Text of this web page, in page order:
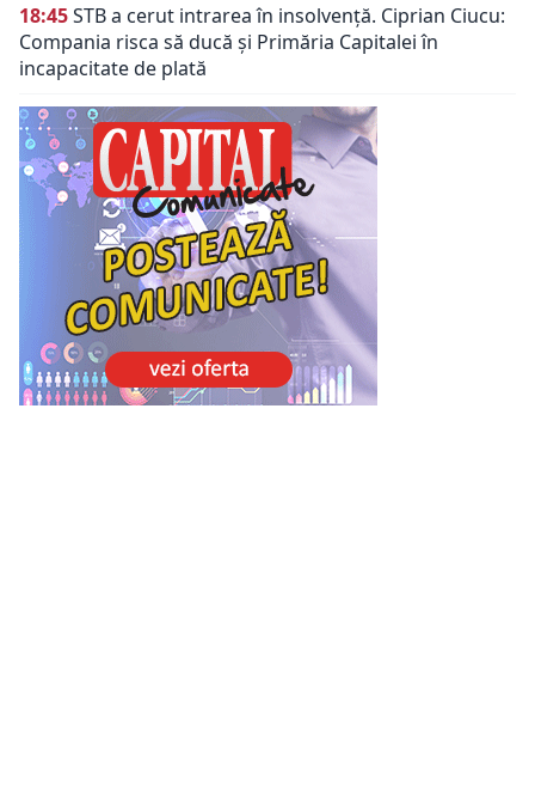
18:45STB a cerut intrarea în insolvență. Ciprian Ciucu:
Compania risca să ducă și Primăria Capitalei în
incapacitate de plată